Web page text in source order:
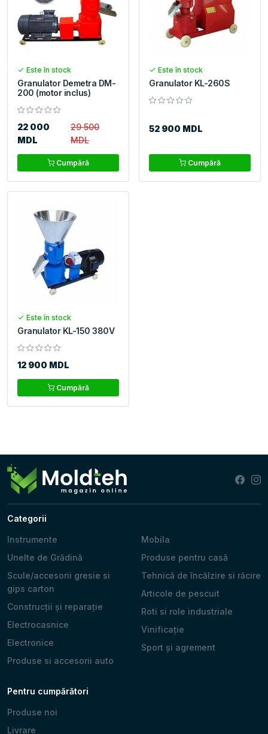
Este în stock
Granulator Demetra DM-
200 (motor inclus)
22 000
MDL
29 500
MDL
Cumpără
Este în stock
Granulator KL-260S
52 900 MDL
Cumpără
Este în stock
Granulator KL-150 380V
12 900 MDL
Cumpără
Categorii
Instrumente
Unelte de Grădină
Scule/accesorii gresie si
gips carton
Construcții și reparație
Electrocasnice
Electronice
Produse si accesorii auto
Mobila
Produse pentru casă
Tehnică de încălzire si răcire
Articole de pescuit
Roti si role industriale
Vinificație
Sport și agrement
Pentru cumpărători
Produse noi
Livrare